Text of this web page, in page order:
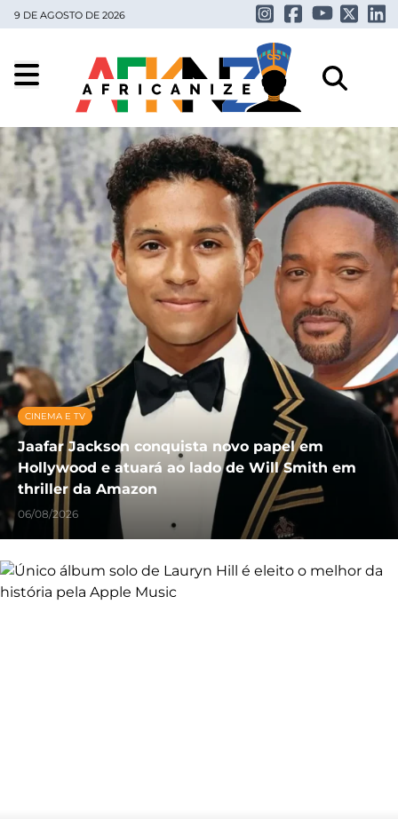
9 DE AGOSTO DE 2026
CINEMA E TV
Jaafar Jackson conquista novo papel em
Hollywood e atuará ao lado de Will Smith em
thriller da Amazon
06/08/2026